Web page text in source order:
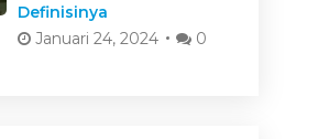
Definisinya
Januari 24, 2024
0